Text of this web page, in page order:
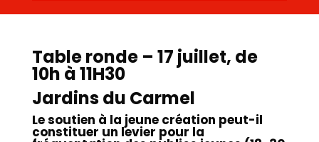
Table ronde – 17 juillet, de
10h à 11H30
Jardins du Carmel
Le soutien à la jeune création peut-il
constituer un levier pour la